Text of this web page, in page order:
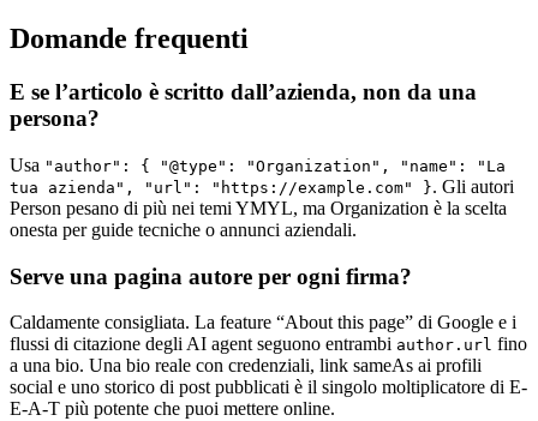
Domande frequenti
E se l’articolo è scritto dall’azienda, non da una
persona?
Usa "author": { "@type": "Organization", "name": "La
tua azienda", "url": "https://example.com" }. Gli autori
Person pesano di più nei temi YMYL, ma Organization è la scelta
onesta per guide tecniche o annunci aziendali.
Serve una pagina autore per ogni firma?
Caldamente consigliata. La feature “About this page” di Google e i
flussi di citazione degli AI agent seguono entrambi author.url fino
a una bio. Una bio reale con credenziali, link sameAs ai profili
social e uno storico di post pubblicati è il singolo moltiplicatore di E-
E-A-T più potente che puoi mettere online.